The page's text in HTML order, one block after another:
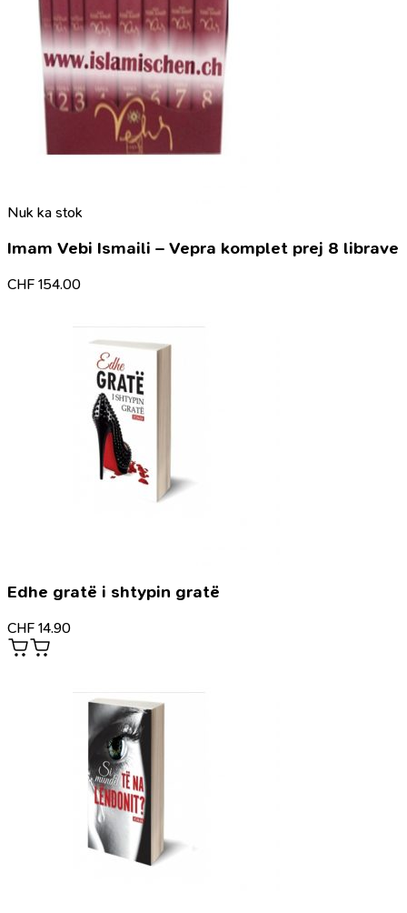
Nuk ka stok
Imam Vebi Ismaili – Vepra komplet prej 8 librave
CHF 154.00
Edhe gratë i shtypin gratë
CHF 14.90